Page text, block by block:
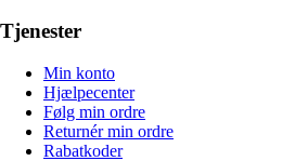
Tjenester
Min konto
Hjælpecenter
Følg min ordre
Returnér min ordre
Rabatkoder